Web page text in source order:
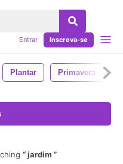
Entrar Inscreva-se
Plantar Primavera
jardim